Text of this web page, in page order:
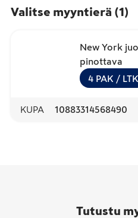
Valitse myyntierä (1 )
New York
pinottava
4 PAK / LTK
KUPA 10883314568490
Tutustu